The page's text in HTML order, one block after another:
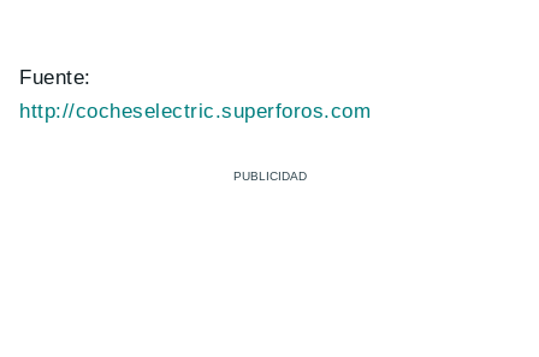
Fuente:
http://cocheselectric.superforos.com